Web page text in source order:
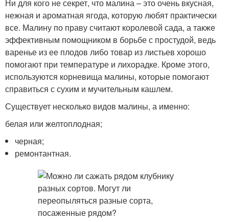
Ни для кого не секрет, что малина – это очень вкусная,
нежная и ароматная ягода, которую любят практически
все. Малину по праву считают королевой сада, а также
эффективным помощником в борьбе с простудой, ведь
варенье из ее плодов либо товар из листьев хорошо
помогают при температуре и лихорадке. Кроме этого,
используются корневища малины, которые помогают
справиться с сухим и мучительным кашлем.
Существует несколько видов малины, а именно:
белая или желтоплодная;
черная;
ремонтантная.